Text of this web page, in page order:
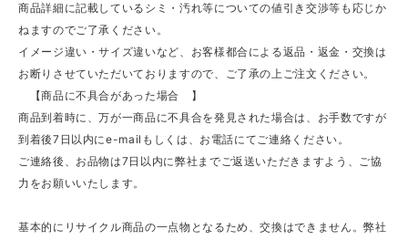
商品詳細に記載しているシミ・汚れ等についての値引き交渉等も応じか
ねますのでご了承ください。
イメージ違い・サイズ違いなど、お客様都合による返品・返金・交換は
お断りさせていただいておりますので、ご了承の上ご注文ください。
【商品に不具合があった場合 】
商品到着時に、万が一商品に不具合を発見された場合は、お手数ですが
到着後7日以内にe-mailもしくは、お電話にてご連絡ください。
ご連絡後、お品物は7日以内に弊社までご返送いただきますよう、ご協
力をお願いいたします。
基本的にリサイクル商品の一点物となるため、交換はできません。弊社